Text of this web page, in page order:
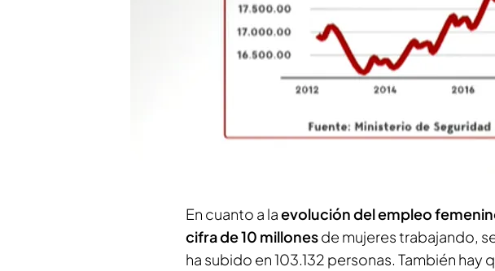
Compartir
España ha logrado superar en abril el hito de
la Seguridad Social.
Según informa
ha sido gracias a la creación de
199.538
abril sin Semana Santa, por lo que el
En cuanto a laevolución del empleo
cifra de 10 millonesde mujeres trabajando,
ha subido en 103.132 personas. También